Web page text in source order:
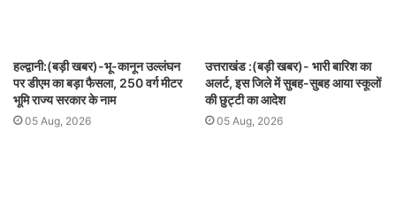
हल्द्वानी:(बड़ी खबर)-भू-कानून उल्लंघन
पर डीएम का बड़ा फैसला, 250 वर्ग मीटर
भूमि राज्य सरकार के नाम
05 Aug, 2026
उत्तराखंड :(बड़ी खबर)- भारी बारिश का
अलर्ट, इस जिले में सुबह-सुबह आया स्कूलों
की छुट्टी का आदेश
05 Aug, 2026